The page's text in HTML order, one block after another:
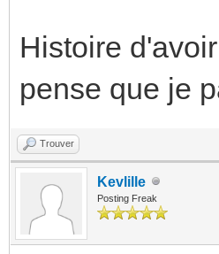
Histoire
pense que je
Trouver
Kevlille
Posting Freak